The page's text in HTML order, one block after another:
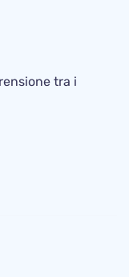
tra i